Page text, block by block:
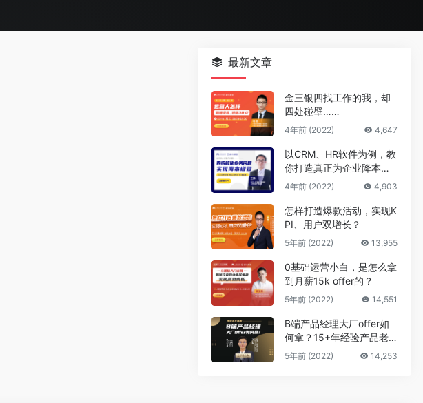
最新文章
金三银四找工作的我，却
四处碰壁……
4年前 (2022) 4,647
以CRM、HR软件为例，教
你打造真正为企业降本增
效的B端产品
4年前 (2022) 4,903
怎样打造爆款活动，实现K
PI、用户双增长？
5年前 (2022) 13,955
0基础运营小白，是怎么拿
到月薪15k offer的？
5年前 (2022) 14,551
B端产品经理大厂offer如
何拿？15+年经验产品老
司机告诉你答案
5年前 (2022) 14,253